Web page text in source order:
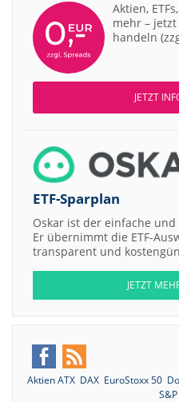
Aktien,
mehr –
handeln
JETZT
ETF-Sparplan
Oskar ist der einfache
Er übernimmt die ETF-
transparent und
JETZT
Aktien ATX DAX EuroStoxx 50